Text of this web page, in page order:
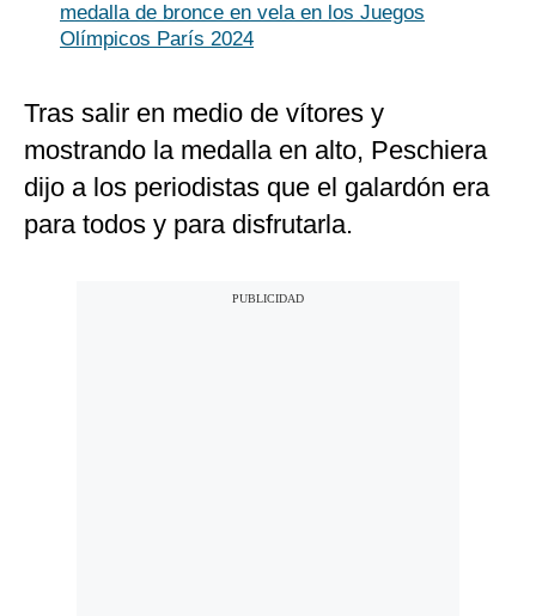
medalla de bronce en vela en los Juegos
Olímpicos París 2024
Tras salir en medio de vítores y
mostrando la medalla en alto, Peschiera
dijo a los periodistas que el galardón era
para todos y para disfrutarla.